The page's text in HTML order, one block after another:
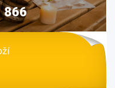
866